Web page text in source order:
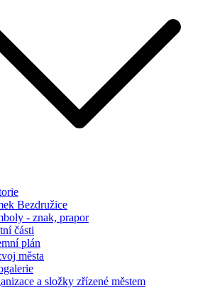
Bezdružice
- znak, prapor
části
plán
města
a složky zřízené městem